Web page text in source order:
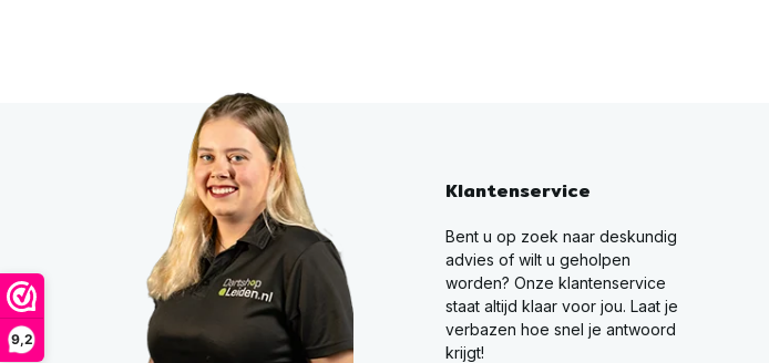
9,2
Klantenservice
Bent u op zoek naar deskundig
advies of wilt u geholpen
worden? Onze klantenservice
staat altijd klaar voor jou. Laat je
verbazen hoe snel je antwoord
krijgt!